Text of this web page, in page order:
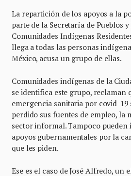
La repartición de los apoyos a la
parte de la Secretaría de Pueblos
Comunidades Indígenas
llega a todas las personas
México, acusa un grupo de ellas.
Comunidades indígenas de la
se identifica este grupo, reclaman
emergencia sanitaria por covid-19
perdido sus fuentes de empleo, la
sector informal. Tampoco pueden
apoyos gubernamentales por la
que les piden.
Ese es el caso de José Alfredo, un